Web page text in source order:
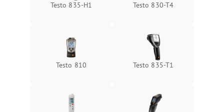
Testo 835-H1 Testo 830-T4
Testo 810 Testo 835-T1